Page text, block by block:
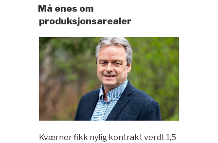
ON
Må enes om
produksjonsarealer
Kværner fikk nylig kontrakt verdt 1,5